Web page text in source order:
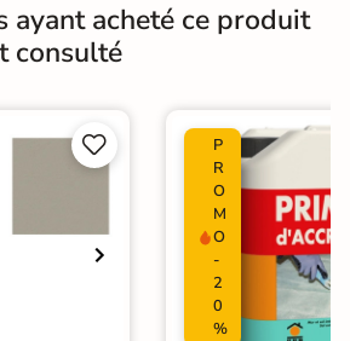
Non
Mate
ayant acheté ce produit
consulté


P
R
O
M
O
-
2
0
%